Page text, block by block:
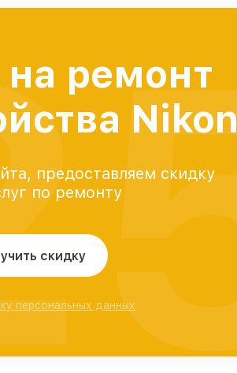
ремонт
Nikon
предоставляем скидку
по ремонту
скидку
персональных данных